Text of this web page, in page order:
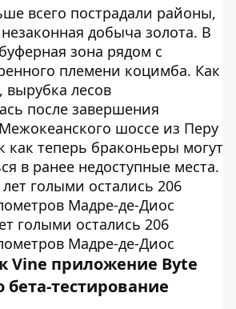
всего пострадали районы,
добыча золота. В
зона рядом с
племени коцимба. Как
вырубка лесов
после завершения
шоссе из Перу
как теперь браконьеры могут
в ранее недоступные места.
голыми остались 206
Мадре-де-Диос
Vine приложение Byte
бета-тестирование